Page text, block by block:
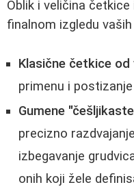
Oblik i veličina
finalnom izgledu
Klasične četkice od
primenu i
Gumene
precizno
izbegavanje
onih koji žele